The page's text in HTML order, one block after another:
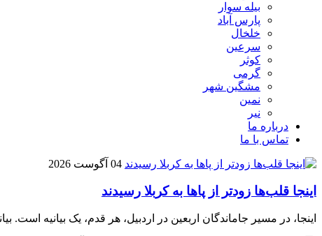
بیله سوار
پارس آباد
خلخال
سرعین
کوثر
گرمی
مشگین شهر
نمین
نیر
درباره ما
تماس با ما
04 آگوست 2026
اینجا قلب‌ها زودتر از پاها به کربلا رسیدند
اینجا، در مسیر جاماندگان اربعین در اردبیل، هر قدم، یک بیانیه است.